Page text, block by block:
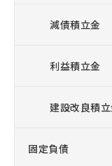
減債積立金
利益積立金
建設改良積
固定負債